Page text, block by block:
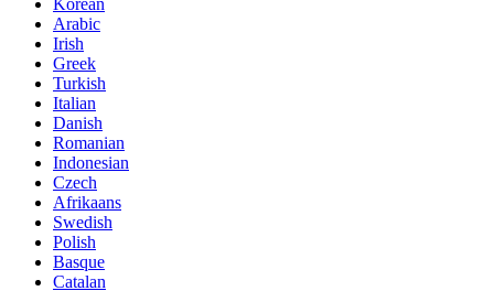
Arabic
Irish
Greek
Turkish
Italian
Danish
Romanian
Indonesian
Czech
Afrikaans
Swedish
Polish
Basque
Catalan